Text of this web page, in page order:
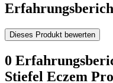
Dieses Produkt bewerten
0
Stiefel Eczem